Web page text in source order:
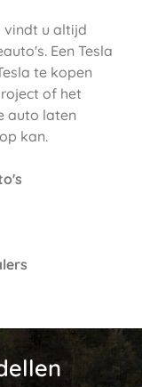
vindt u altijd
Een Tesla
te kopen
of het
auto laten
kan.